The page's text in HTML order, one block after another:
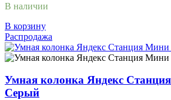
В наличии
В корзину
Распродажа
Умная колонка Яндекс
Серый